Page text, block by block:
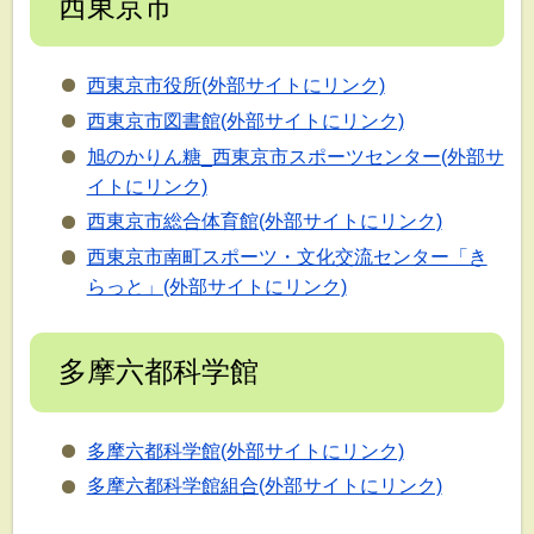
西東京市役所(外部サイトにリンク)
西東京市図書館(外部サイトにリンク)
旭のかりん糖_西東京市スポーツセンター(外部サ
イトにリンク)
西東京市総合体育館(外部サイトにリンク)
西東京市南町スポーツ・文化交流センター「き
らっと」(外部サイトにリンク)
多摩六都科学館
多摩六都科学館(外部サイトにリンク)
多摩六都科学館組合(外部サイトにリンク)